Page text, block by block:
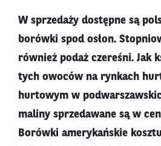
W sprzedaży dostępne są
borówki spod osłon.
również podaż czereśni. Jak
tych owoców na rynkach
hurtowym w
maliny sprzedawane są w
Borówki amerykańskie